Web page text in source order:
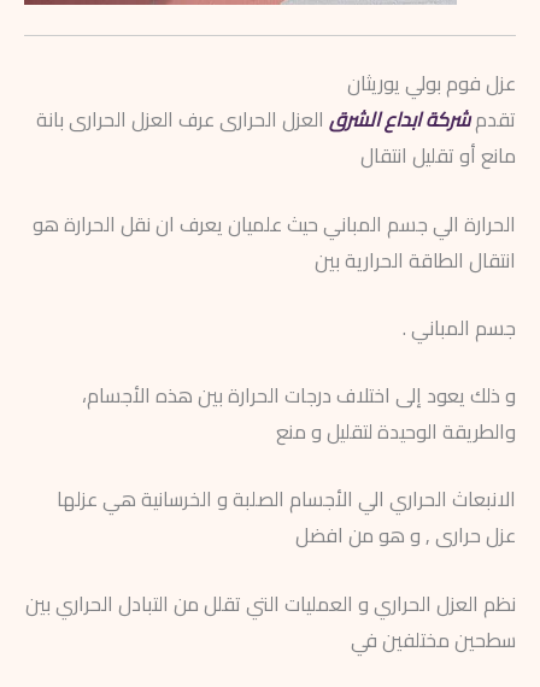
عزل فوم بولي يوريثان
تقدمشركة ابداع الشرق العزل الحرارى عرف العزل الحرارى بانة
مانع أو تقليل انتقال
الحرارة الي جسم المباني حيث علميان يعرف ان نقل الحرارة هو
انتقال الطاقة الحرارية بين
جسم المباني .
و ذلك يعود إلى اختلاف درجات الحرارة بين هذه الأجسام،
والطريقة الوحيدة لتقليل و منع
الانبعاث الحراري الي الأجسام الصلبة و الخرسانية هي عزلها
عزل حرارى , و هو من افضل
نظم العزل الحراري و العمليات التي تقلل من التبادل الحراري بين
سطحين مختلفين في